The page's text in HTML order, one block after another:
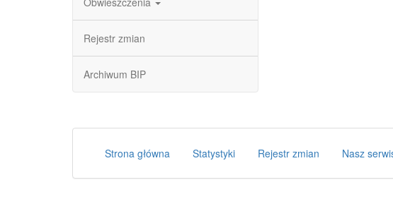
Rejestr zmian
Archiwum BIP
Strona główna Statystyki Rejestr zmian Nasz